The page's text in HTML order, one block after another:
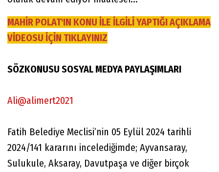
MAHİR POLAT'IN KONU İLE İLGİLİ YAPTIĞI AÇIKLAMA
VİDEOSU İÇİN TIKLAYINIZ
SÖZKONUSU SOSYAL MEDYA PAYLAŞIMLARI
Ali@alimert2021
Fatih Belediye Meclisi’nin 05 Eylül 2024 tarihli
2024/141 kararını incelediğimde; Ayvansaray,
Sulukule, Aksaray, Davutpaşa ve diğer birçok